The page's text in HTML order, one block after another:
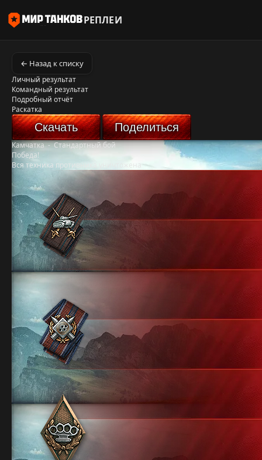
РЕПЛЕИ
← Назад к списку
Личный результат
Командный результат
Подробный отчёт
Раскатка
Скачать Поделиться
Камчатка-Стандартный бой
Победа!
Вся техника противника уничтожена